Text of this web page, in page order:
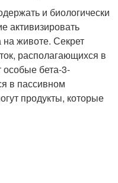
и биологически
активизировать
животе. Секрет
располагающихся в
особые бета-3-
в пассивном
продукты, которые